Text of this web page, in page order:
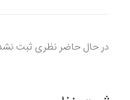
در حال حاضر نظری ثبت